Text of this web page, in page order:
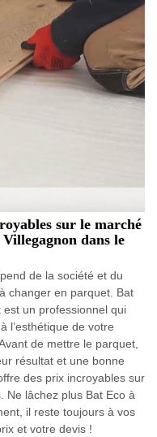
sur le marché
dans le
de la société et du
changer en parquet. Bat
un professionnel qui
l’esthétique de votre
de mettre le parquet,
résultat et une bonne
des prix incroyables sur
Ne lâchez plus Bat Eco à
il reste toujours à vos
et votre devis !